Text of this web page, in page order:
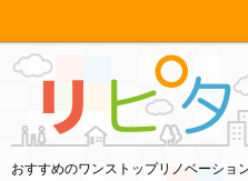
おすすめのワンストップリノベーショ